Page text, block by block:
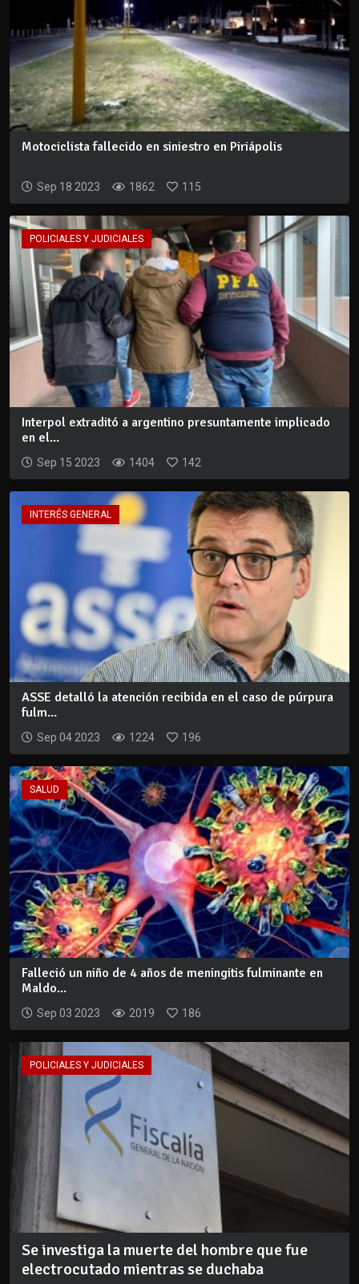
Motociclista fallecido en siniestro en Piriápolis
Sep 18 2023 1862 115
POLICIALES Y JUDICIALES
Interpol extraditó a argentino presuntamente implicado
en el...
Sep 15 2023 1404 142
INTERÉS GENERAL
ASSE detalló la atención recibida en el caso de púrpura
fulm...
Sep 04 2023 1224 196
SALUD
Falleció un niño de 4 años de meningitis fulminante en
Maldo...
Sep 03 2023 2019 186
POLICIALES Y JUDICIALES
Se investiga la muerte del hombre que fue
electrocutado mientras se duchaba